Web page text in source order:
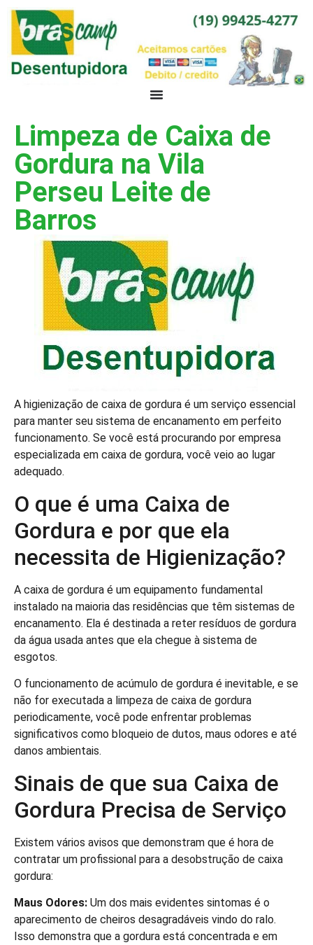
Limpeza de Caixa de
Gordura na Vila
Perseu Leite de
Barros
A higienização de caixa de gordura é um serviço essencial
para manter seu sistema de encanamento em perfeito
funcionamento. Se você está procurando por empresa
especializada em caixa de gordura, você veio ao lugar
adequado.
O que é uma Caixa de
Gordura e por que ela
necessita de Higienização?
A caixa de gordura é um equipamento fundamental
instalado na maioria das residências que têm sistemas de
encanamento. Ela é destinada a reter resíduos de gordura
da água usada antes que ela chegue à sistema de
esgotos.
O funcionamento de acúmulo de gordura é inevitable, e se
não for executada a limpeza de caixa de gordura
periodicamente, você pode enfrentar problemas
significativos como bloqueio de dutos, maus odores e até
danos ambientais.
Sinais de que sua Caixa de
Gordura Precisa de Serviço
Existem vários avisos que demonstram que é hora de
contratar um profissional para a desobstrução de caixa
gordura:
Maus Odores: Um dos mais evidentes sintomas é o
aparecimento de cheiros desagradáveis vindo do ralo.
Isso demonstra que a gordura está concentrada e em